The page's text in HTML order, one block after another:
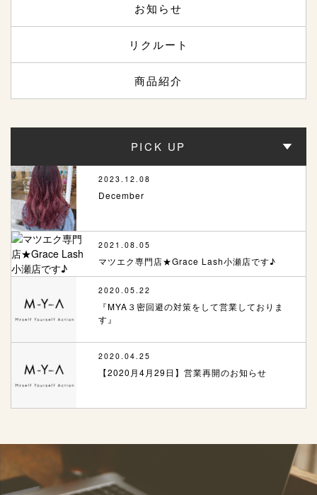
お知らせ
リクルート
商品紹介
PICK UP
2023.12.08
December
2021.08.05
マツエク専門店★Grace Lash小瀬店です♪
2020.05.22
『MYA３密回避の対策をして営業しておりま
す』
2020.04.25
【2020月4月29日】営業再開のお知らせ